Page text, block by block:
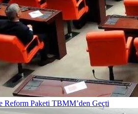
Reform Paketi TBMM’den Geçti